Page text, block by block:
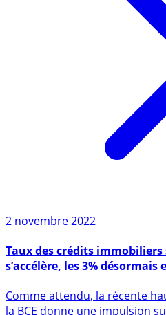
2 novembre 2022
s’accélère, les 3%